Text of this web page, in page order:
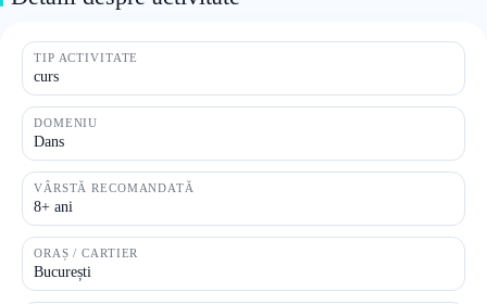
TIP ACTIVITATE
curs
DOMENIU
Dans
VÂRSTĂ RECOMANDATĂ
8+ ani
ORAȘ / CARTIER
București